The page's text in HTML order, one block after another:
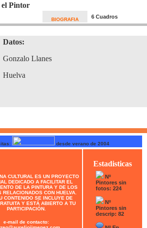
Pintor
BIOGRAFIA 6 Cuadros
Datos:
Gonzalo Llanes
Huelva
desde verano de 2004
CULTURAL ES UN PROYECTO
DEDICADO A FACILITAR EL
DE LA PINTURA Y DE LOS
RELACIONADOS CON HUELVA.
CONTENIDO SE INCLUYE DE
Y ESTÁ ABIERTO A TU
PARTICIPACIÓN.
e-mail de contacto:
Estadisticas
Nº
Pintores sin
fotos: 224
Nº
Pintores sin
descrip: 82